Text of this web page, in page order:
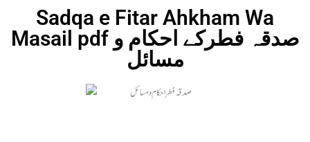
Sadqa e Fitar Ahkham Wa
Masail pdf صدقہ فطرکے احکام و
مسائل